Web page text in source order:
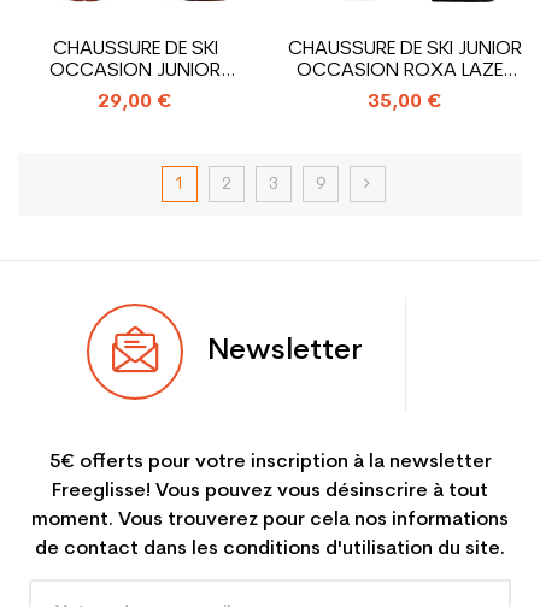
CHAUSSURE DE SKI
OCCASION JUNIOR
TECNICA COCHISE...
29,00 €
CHAUSSURE DE SKI JUNIOR
OCCASION ROXA LAZER
1_1 CROCHET
35,00 €
1 2 3 9
Newsletter
5€ offerts pour votre inscription à la newsletter
Freeglisse! Vous pouvez vous désinscrire à tout
moment. Vous trouverez pour cela nos informations
de contact dans les conditions d'utilisation du site.